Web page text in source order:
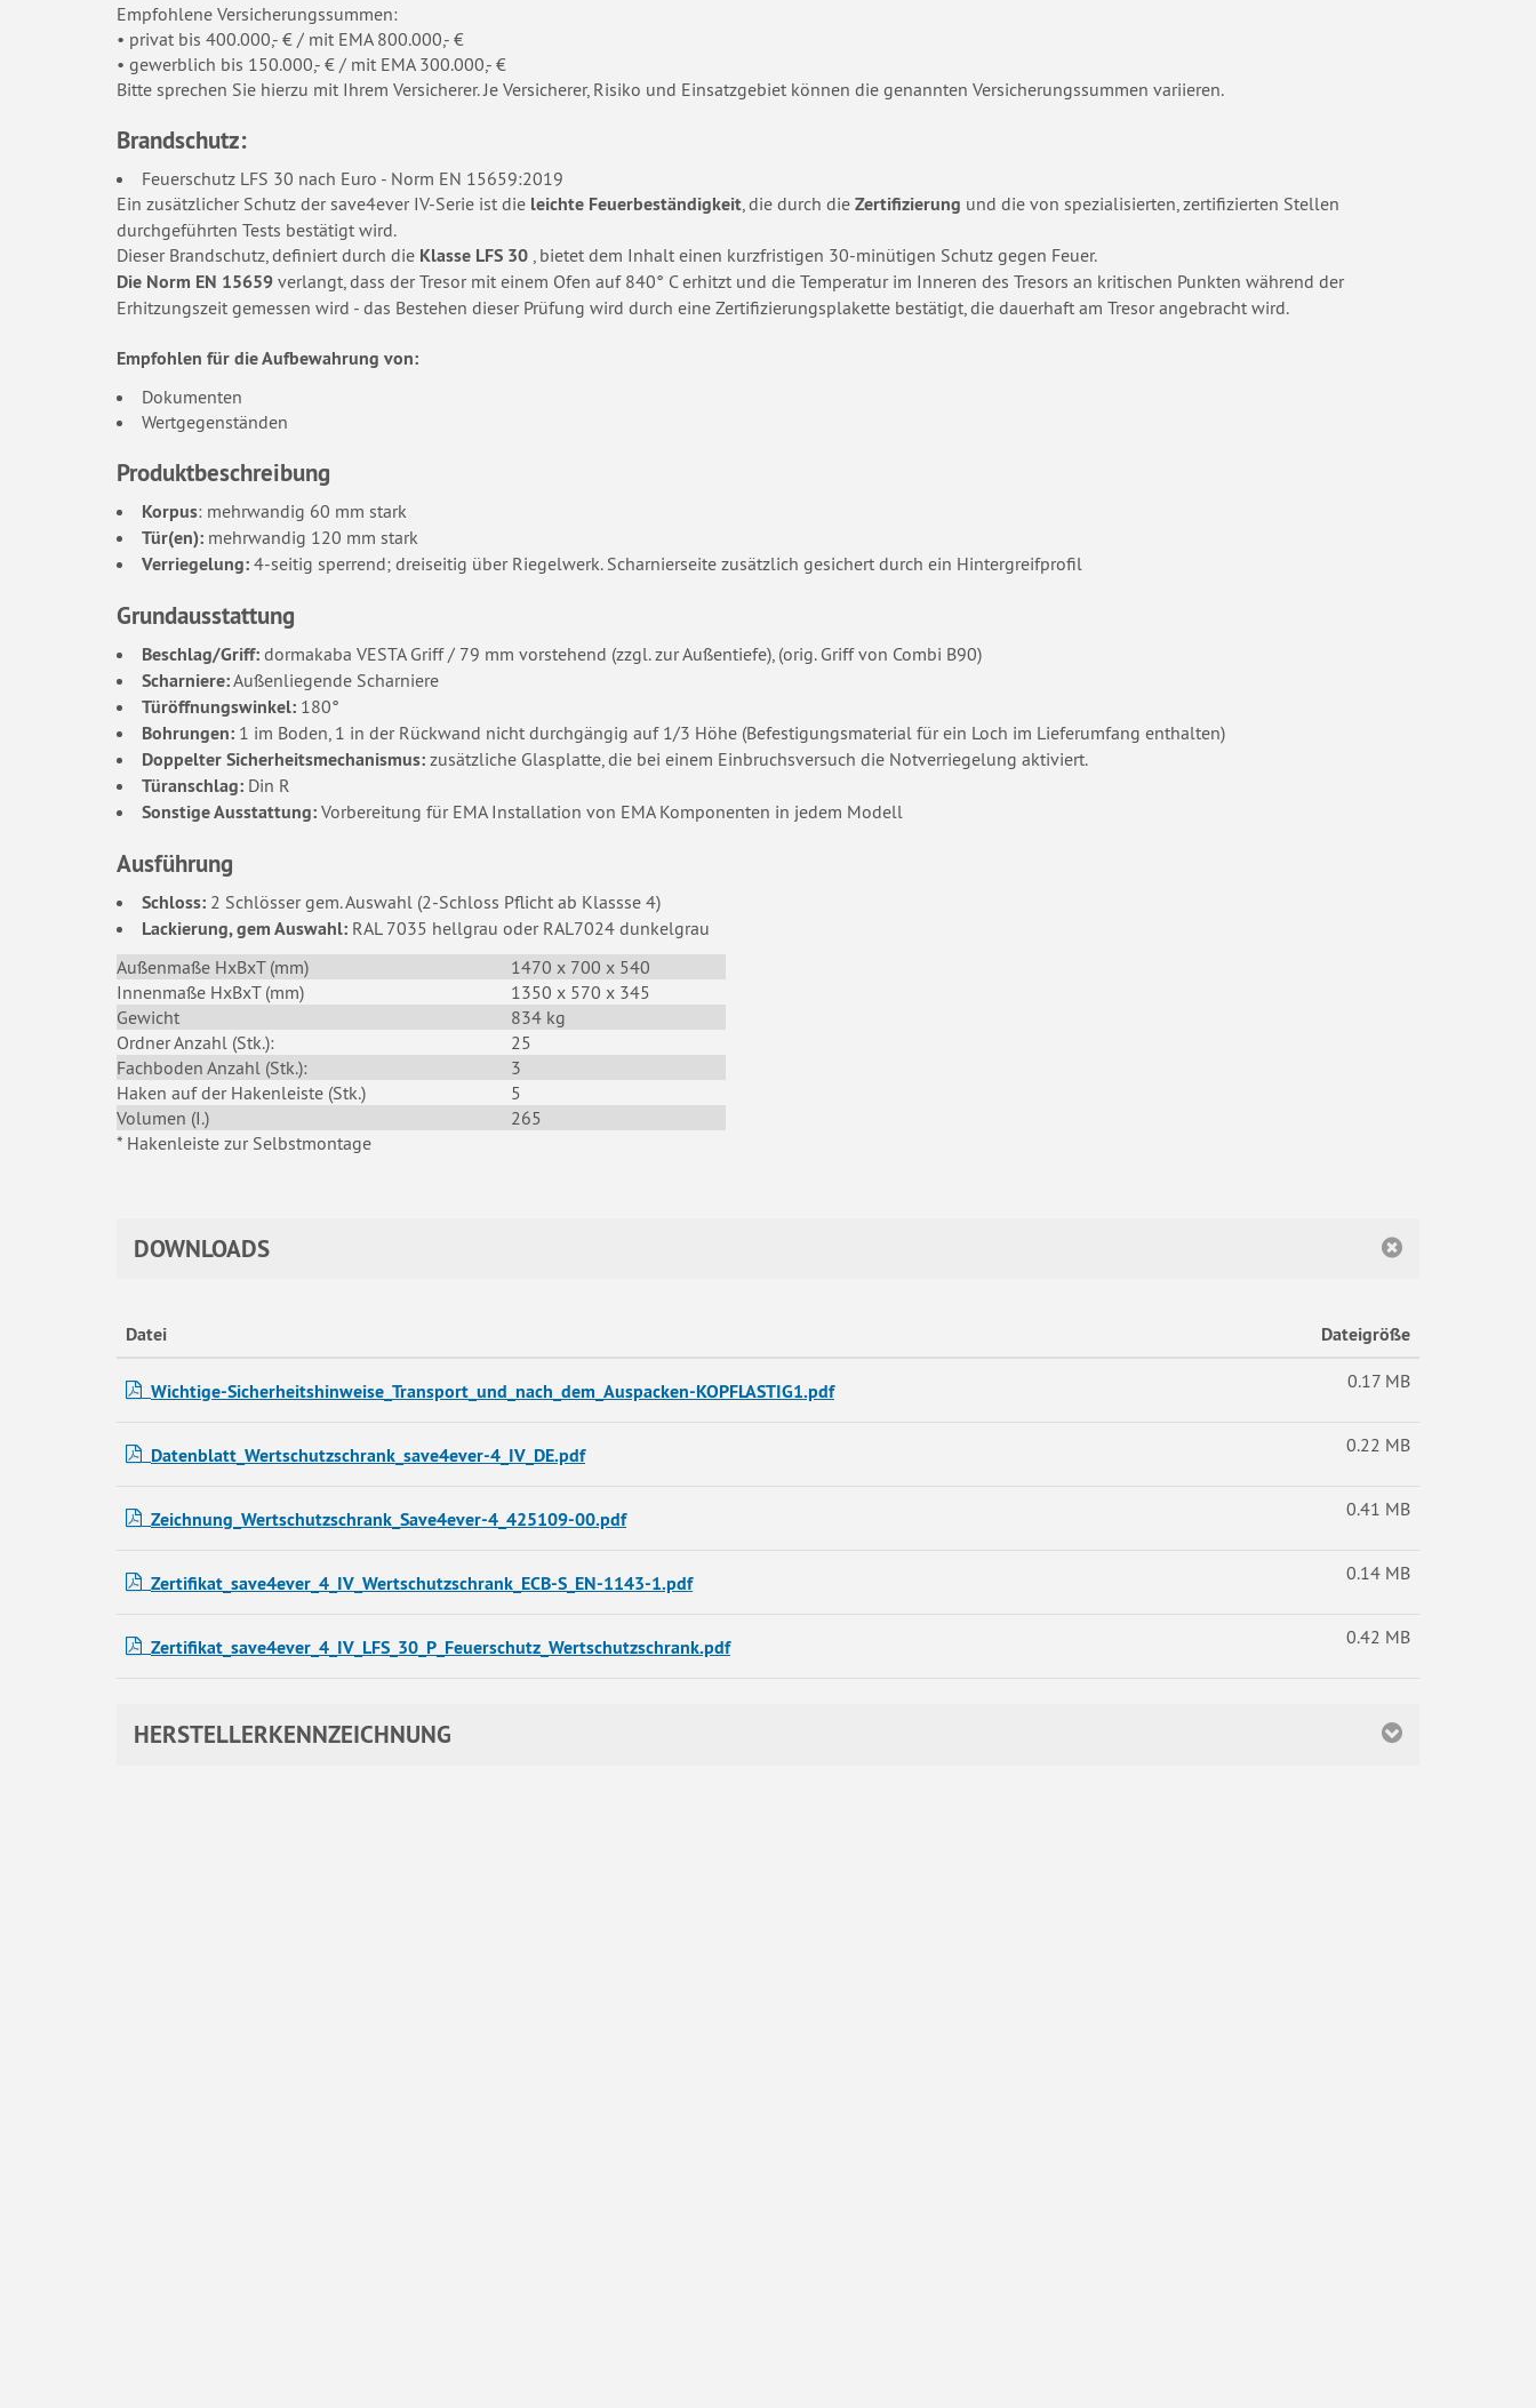
Empfohlene Versicherungssummen:
• privat bis 400.000,- € / mit EMA 800.000,- €
• gewerblich bis 150.000,- € / mit EMA 300.000,- €
Bitte sprechen Sie hierzu mit Ihrem Versicherer. Je Versicherer, Risiko und Einsatzgebiet können die genannten Versicherungssummen variieren.
Brandschutz:
Feuerschutz LFS 30 nach Euro - Norm EN 15659:2019
Ein zusätzlicher Schutz der save4ever IV-Serie ist die leichte Feuerbeständigkeit , die durch die Zertifizierung und die von spezialisierten, zertifizierten Stellen
durchgeführten Tests bestätigt wird.
Dieser Brandschutz, definiert durch die Klasse LFS 30 , bietet dem Inhalt einen kurzfristigen 30-minütigen Schutz gegen Feuer.
Die Norm EN 15659 verlangt, dass der Tresor mit einem Ofen auf 840° C erhitzt und die Temperatur im Inneren des Tresors an kritischen Punkten während der
Erhitzungszeit gemessen wird - das Bestehen dieser Prüfung wird durch eine Zertifizierungsplakette bestätigt, die dauerhaft am Tresor angebracht wird.
Empfohlen für die Aufbewahrung von:
Dokumenten
Wertgegenständen
Produktbeschreibung
Korpus: mehrwandig 60 mm stark
Tür(en): mehrwandig 120 mm stark
Verriegelung: 4-seitig sperrend; dreiseitig über Riegelwerk. Scharnierseite zusätzlich gesichert durch ein Hintergreifprofil
Grundausstattung
Beschlag/Griff: dormakaba VESTA Griff / 79 mm vorstehend (zzgl. zur Außentiefe), (orig. Griff von Combi B90)
Scharniere:Außenliegende Scharniere
Türöffnungswinkel: 180°
Bohrungen: 1 im Boden, 1 in der Rückwand nicht durchgängig auf 1/3 Höhe (Befestigungsmaterial für ein Loch im Lieferumfang enthalten)
Doppelter Sicherheitsmechanismus: zusätzliche Glasplatte, die bei einem Einbruchsversuch die Notverriegelung aktiviert.
Türanschlag: Din R
Sonstige Ausstattung: Vorbereitung für EMA Installation von EMA Komponenten in jedem Modell
Ausführung
Schloss: 2 Schlösser gem. Auswahl (2-Schloss Pflicht ab Klassse 4)
Lackierung, gem Auswahl: RAL 7035 hellgrau oder RAL7024 dunkelgrau
Außenmaße HxBxT (mm)
1470 x 700 x 540
Innenmaße HxBxT (mm)
1350 x 570 x 345
Gewicht
834 kg
Ordner Anzahl (Stk.):
25
Fachboden Anzahl (Stk.):
3
Haken auf der Hakenleiste (Stk.)
5
Volumen (I.)
265
* Hakenleiste zur Selbstmontage
DOWNLOADS
Datei Dateigröße
Wichtige-Sicherheitshinweise_Transport_und_nach_dem_Auspacken-KOPFLASTIG1.pdf 0.17 MB
Datenblatt_Wertschutzschrank_save4ever-4_IV_DE.pdf 0.22 MB
Zeichnung_Wertschutzschrank_Save4ever-4_425109-00.pdf 0.41 MB
Zertifikat_save4ever_4_IV_Wertschutzschrank_ECB-S_EN-1143-1.pdf 0.14 MB
Zertifikat_save4ever_4_IV_LFS_30_P_Feuerschutz_Wertschutzschrank.pdf 0.42 MB
HERSTELLERKENNZEICHNUNG